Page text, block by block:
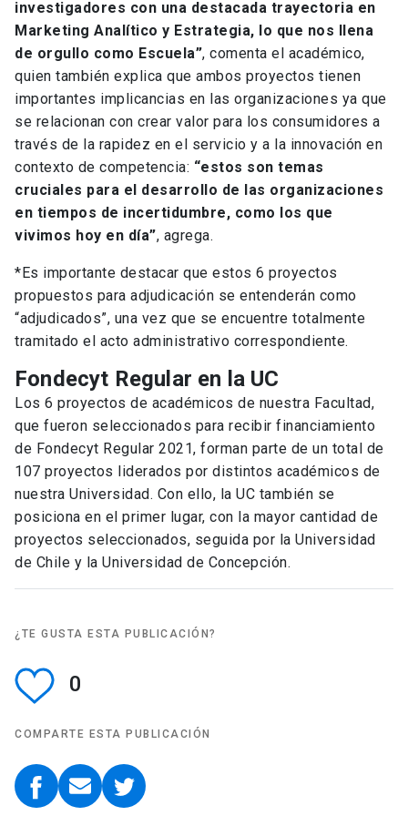
investigadores con una destacada trayectoria en
Marketing Analítico y Estrategia, lo que nos llena
de orgullo como Escuela”, comenta el académico,
quien también explica que ambos proyectos tienen
importantes implicancias en las organizaciones ya que
se relacionan con crear valor para los consumidores a
través de la rapidez en el servicio y a la innovación en
contexto de competencia: “estos son temas
cruciales para el desarrollo de las organizaciones
en tiempos de incertidumbre, como los que
vivimos hoy en día”, agrega.
*Es importante destacar que estos 6 proyectos
propuestos para adjudicación se entenderán como
“adjudicados”, una vez que se encuentre totalmente
tramitado el acto administrativo correspondiente.
Fondecyt Regular en la UC
Los 6 proyectos de académicos de nuestra Facultad,
que fueron seleccionados para recibir financiamiento
de Fondecyt Regular 2021, forman parte de un total de
107 proyectos liderados por distintos académicos de
nuestra Universidad. Con ello, la UC también se
posiciona en el primer lugar, con la mayor cantidad de
proyectos seleccionados, seguida por la Universidad
de Chile y la Universidad de Concepción.
¿TE GUSTA ESTA PUBLICACIÓN?
0
COMPARTE ESTA PUBLICACIÓN